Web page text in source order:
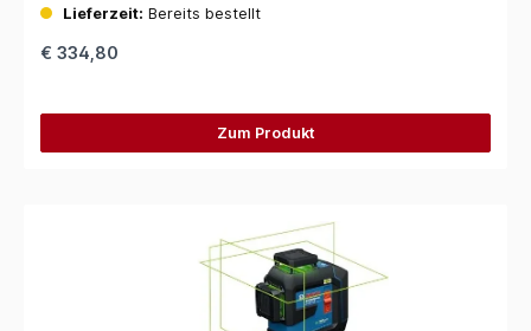
Lieferzeit: Bereits bestellt
€ 334,80
Zum Produkt